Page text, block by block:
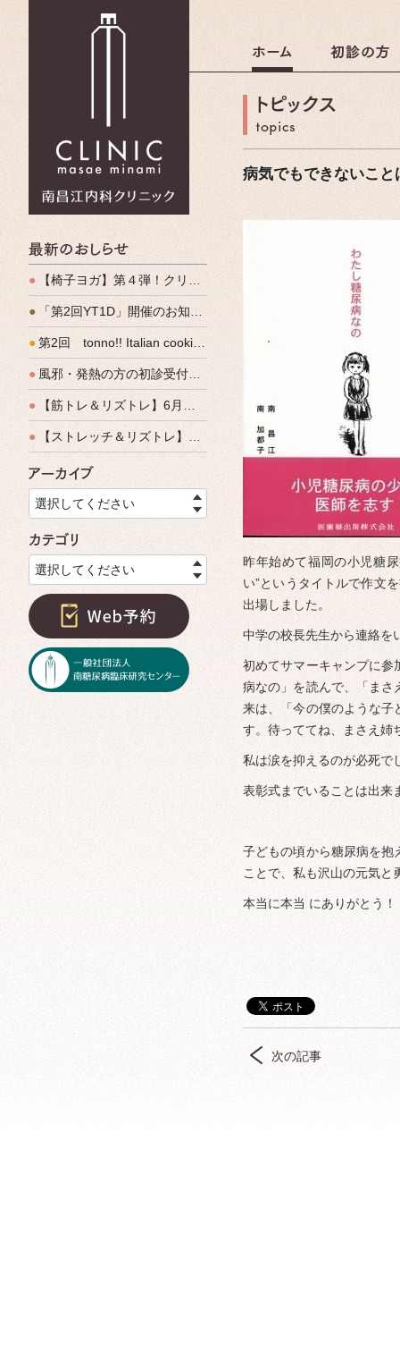
●
【椅子ヨガ】第４弾！クリパルヨガ教室のご案内
● 「第2回YT1D」開催のお知らせ
●第2回 tonno!! Italian cooking 開催しました
● 風邪・発熱の方の初診受付（発熱外来）、始めます
● 【筋トレ＆リズトレ】6月特別運動教室開催のご案内
● 【ストレッチ＆リズトレ】特別運動教室開催のご案内
選択してください
選択してください
病気でもできないこと
昨年始めて福岡の小児糖
い”というタイトルで作文
出場しました。
中学の校長先生から連絡を
初めてサマーキャンプに参
病なの」を読んで、「まさ
来は、「今の僕のような子
す。待っててね、まさえ姉
私は涙を抑えるのが必死で
表彰式までいることは出来
子どもの頃から糖尿病を抱
ことで、私も沢山の元気と
本当に本当 にありがとう！
次の記事